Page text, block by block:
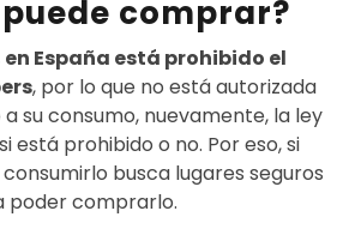
puede comprar?
en España está prohibido el
, por lo que no está autorizada
su consumo, nuevamente, la ley
está prohibido o no. Por eso, si
busca lugares seguros
poder comprarlo.